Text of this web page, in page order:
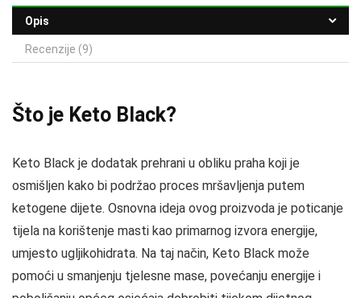
Opis
Recenzije (9)
Što je Keto Black?
Keto Black je dodatak prehrani u obliku praha koji je
osmišljen kako bi podržao proces mršavljenja putem
ketogene dijete. Osnovna ideja ovog proizvoda je poticanje
tijela na korištenje masti kao primarnog izvora energije,
umjesto ugljikohidrata. Na taj način, Keto Black može
pomoći u smanjenju tjelesne mase, povećanju energije i